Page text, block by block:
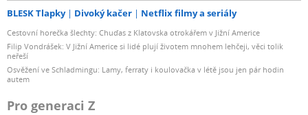
BLESK Tlapky Divoký kačer Netflix filmy a seriály
Cestovní horečka šlechty: Chuďas z Klatovska otrokářem v Jižní Americe
Filip Vondrášek: V Jižní Americe si lidé plují životem mnohem lehčeji, věci tolik
neřeší
Osvěžení ve Schladmingu: Lamy, ferraty i koulovačka v létě jsou jen pár hodin
autem
Pro generaci Z